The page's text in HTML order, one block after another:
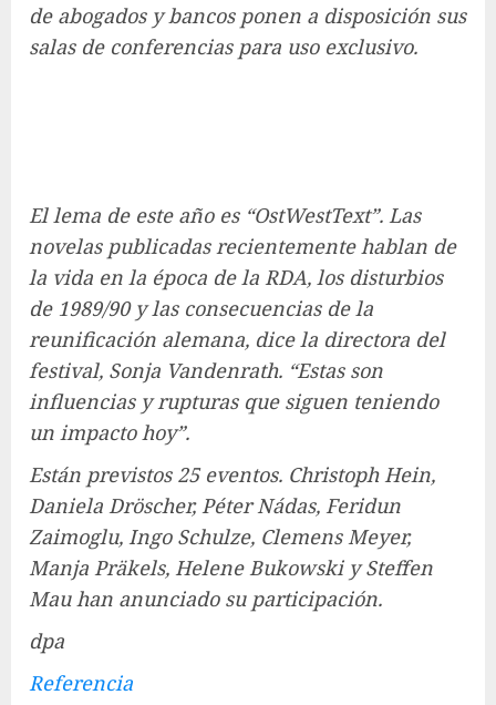
de abogados y bancos ponen a disposición sus
salas de conferencias para uso exclusivo.
El lema de este año es “OstWestText”. Las
novelas publicadas recientemente hablan de
la vida en la época de la RDA, los disturbios
de 1989/90 y las consecuencias de la
reunificación alemana, dice la directora del
festival, Sonja Vandenrath. “Estas son
influencias y rupturas que siguen teniendo
un impacto hoy”.
Están previstos 25 eventos. Christoph Hein,
Daniela Dröscher, Péter Nádas, Feridun
Zaimoglu, Ingo Schulze, Clemens Meyer,
Manja Präkels, Helene Bukowski y Steffen
Mau han anunciado su participación.
dpa
Referencia